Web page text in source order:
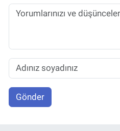
Gönder